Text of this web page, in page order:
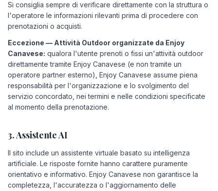
Si consiglia sempre di verificare direttamente con la struttura o
l'operatore le informazioni rilevanti prima di procedere con
prenotazioni o acquisti.
Eccezione — Attività Outdoor organizzate da Enjoy
Canavese: qualora l'utente prenoti o fissi un'attività outdoor
direttamente tramite Enjoy Canavese (e non tramite un
operatore partner esterno), Enjoy Canavese assume piena
responsabilità per l'organizzazione e lo svolgimento del
servizio concordato, nei termini e nelle condizioni specificate
al momento della prenotazione.
3. Assistente AI
Il sito include un assistente virtuale basato su intelligenza
artificiale. Le risposte fornite hanno carattere puramente
orientativo e informativo. Enjoy Canavese non garantisce la
completezza, l'accuratezza o l'aggiornamento delle